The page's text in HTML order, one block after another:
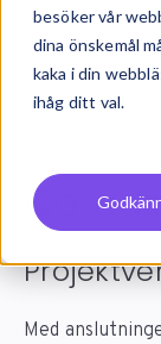
besöker vår
dina önskemål
kaka i din
ihåg ditt val.
Med